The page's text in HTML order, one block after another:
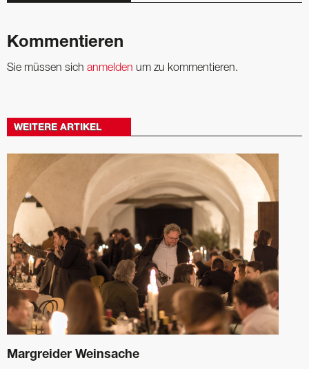
Kommentieren
Sie müssen sich anmelden um zu kommentieren.
WEITERE ARTIKEL
Margreider Weinsache